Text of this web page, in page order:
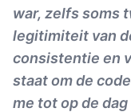
war, zelfs soms
legitimiteit van
consistentie en
staat om de
me tot op de